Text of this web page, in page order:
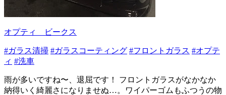
オプティ ビークス
#ガラス清掃 #ガラスコーティング #フロントガラス #オプテ
ィ #洗車
雨が多いですね〜、退屈です！ フロントガラスがなかなか
納得いく綺麗さになりませぬ…。ワイパーゴムもふつうの物